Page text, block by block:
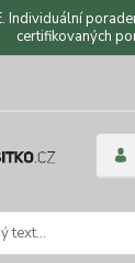
Individuální
certifikovaných